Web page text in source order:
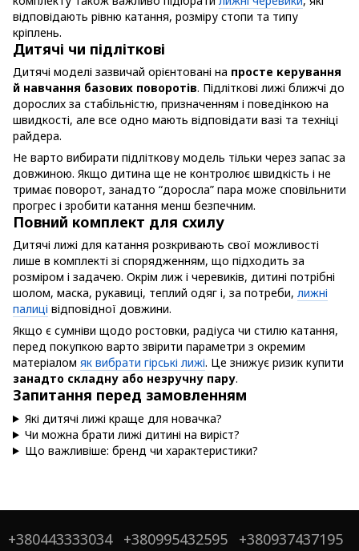
відповідають рівню катання, розміру стопи та типу
кріплень.
Дитячі чи підліткові
Дитячі моделі зазвичай орієнтовані на просте керування
й навчання базових поворотів. Підліткові лижі ближчі до
дорослих за стабільністю, призначенням і поведінкою на
швидкості, але все одно мають відповідати вазі та техніці
райдера.
Не варто вибирати підліткову модель тільки через запас за
довжиною. Якщо дитина ще не контролює швидкість і не
тримає поворот, занадто “доросла” пара може сповільнити
прогрес і зробити катання менш безпечним.
Повний комплект для схилу
Дитячі лижі для катання розкривають свої можливості
лише в комплекті зі спорядженням, що підходить за
розміром і задачею. Окрім лиж і черевиків, дитині потрібні
шолом, маска, рукавиці, теплий одяг і, за потреби, лижні
палиці відповідної довжини.
Якщо є сумніви щодо ростовки, радіуса чи стилю катання,
перед покупкою варто звірити параметри з окремим
матеріалом як вибрати гірські лижі. Це знижує ризик купити
занадто складну або незручну пару.
Запитання перед замовленням
Які дитячі лижі краще для новачка?
Чи можна брати лижі дитині на виріст?
Що важливіше: бренд чи характеристики?
+380443333034 +380995432595 +380937437195